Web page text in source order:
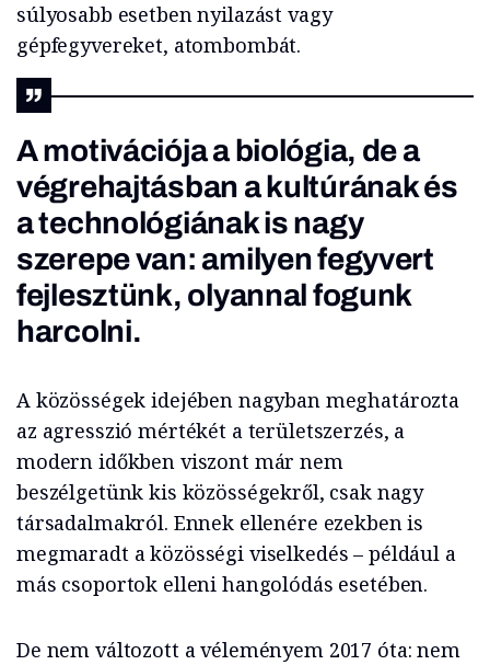
súlyosabb esetben nyilazást vagy
gépfegyvereket, atombombát.
A motivációja a biológia, de a
végrehajtásban a kultúrának és
a technológiának is nagy
szerepe van: amilyen fegyvert
fejlesztünk, olyannal fogunk
harcolni.
A közösségek idejében nagyban meghatározta
az agresszió mértékét a területszerzés, a
modern időkben viszont már nem
beszélgetünk kis közösségekről, csak nagy
társadalmakról. Ennek ellenére ezekben is
megmaradt a közösségi viselkedés – például a
más csoportok elleni hangolódás esetében.
De nem változott a véleményem 2017 óta: nem